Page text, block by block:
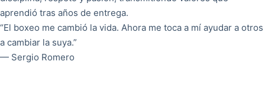
aprendió tras años de entrega.
“El boxeo me cambió la vida. Ahora me toca a mí ayudar a otros
a cambiar la suya.”
— Sergio Romero